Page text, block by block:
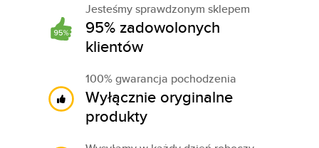
Jesteśmy sprawdzonym sklepem
95% zadowolonych
klientów
100% gwarancja pochodzenia
Wyłącznie oryginalne
produkty